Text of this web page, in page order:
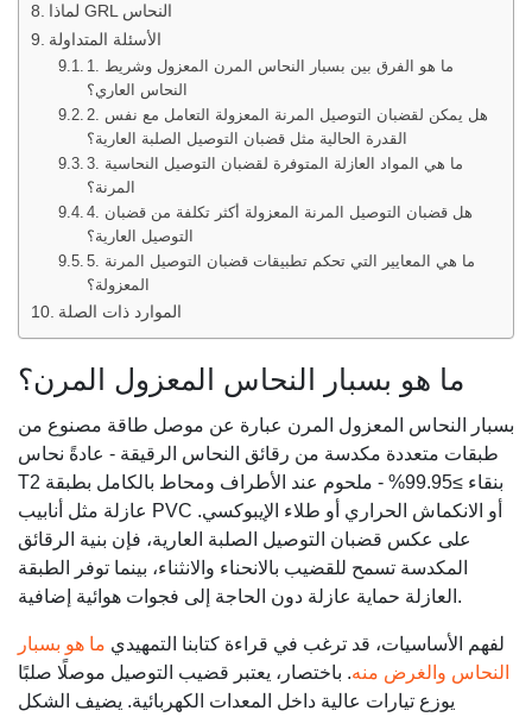
لماذا GRL النحاس
الأسئلة المتداولة
1. ما هو الفرق بين بسبار النحاس المرن المعزول وشريط
النحاس العاري؟
2. هل يمكن لقضبان التوصيل المرنة المعزولة التعامل مع نفس
القدرة الحالية مثل قضبان التوصيل الصلبة العارية؟
3. ما هي المواد العازلة المتوفرة لقضبان التوصيل النحاسية
المرنة؟
4. هل قضبان التوصيل المرنة المعزولة أكثر تكلفة من قضبان
التوصيل العارية؟
5. ما هي المعايير التي تحكم تطبيقات قضبان التوصيل المرنة
المعزولة؟
الموارد ذات الصلة
ما هو بسبار النحاس المعزول المرن؟
بسبار النحاس المعزول المرن عبارة عن موصل طاقة مصنوع من
طبقات متعددة مكدسة من رقائق النحاس الرقيقة - عادةً نحاس
T2 بنقاء ≥99.95% - ملحوم عند الأطراف ومحاط بالكامل بطبقة
عازلة مثل أنابيب PVC أو الانكماش الحراري أو طلاء الإيبوكسي.
على عكس قضبان التوصيل الصلبة العارية، فإن بنية الرقائق
المكدسة تسمح للقضيب بالانحناء والانثناء، بينما توفر الطبقة
العازلة حماية عازلة دون الحاجة إلى فجوات هوائية إضافية.
لفهم الأساسيات، قد ترغب في قراءة كتابنا التمهيدي ما هو بسبار
النحاس والغرض منه. باختصار، يعتبر قضيب التوصيل موصلًا صلبًا
يوزع تيارات عالية داخل المعدات الكهربائية. يضيف الشكل